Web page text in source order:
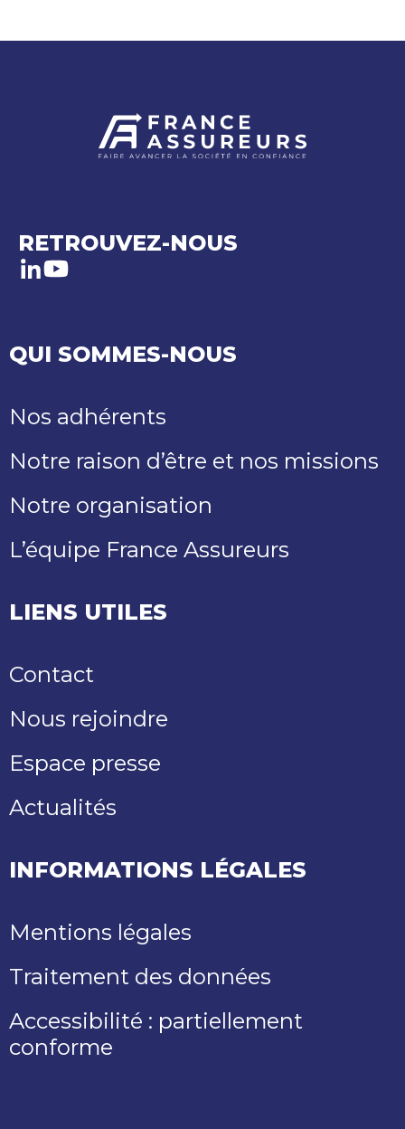
RETROUVEZ-NOUS
LinkedIn
Youtube
QUI SOMMES-NOUS
Nos adhérents
Notre raison d’être et nos missions
Notre organisation
L’équipe France Assureurs
LIENS UTILES
Contact
Nous rejoindre
Espace presse
Actualités
INFORMATIONS LÉGALES
Mentions légales
Traitement des données
Accessibilité : partiellement
conforme